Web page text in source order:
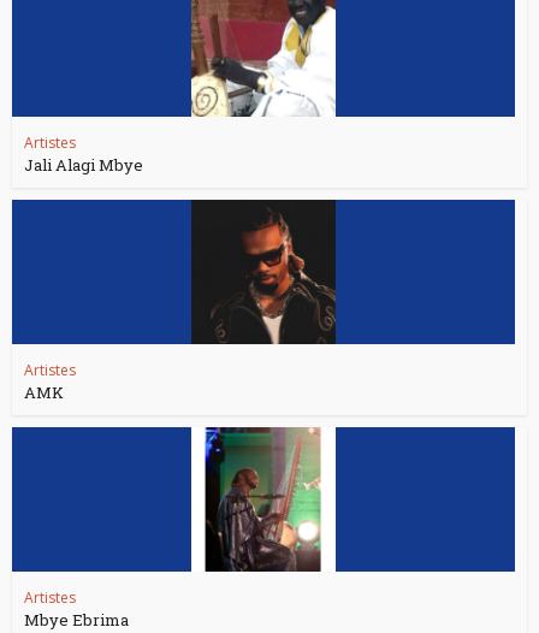
Artistes
Jali Alagi Mbye
Artistes
AMK
Artistes
Mbye Ebrima